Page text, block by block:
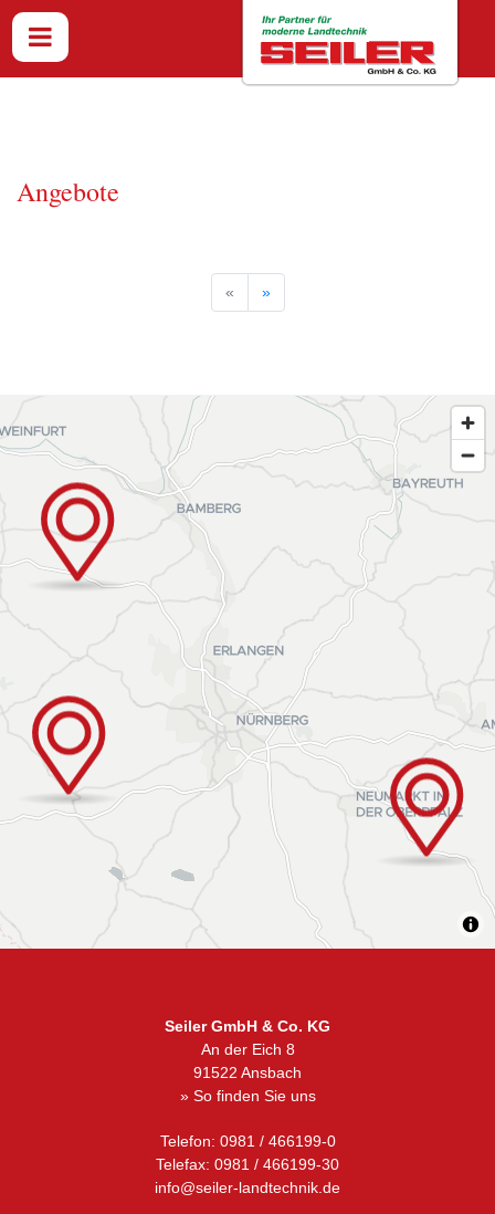
Angebote
« »
Seiler GmbH & Co. KG
An der Eich 8
91522 Ansbach
» So finden Sie uns
Telefon: 0981 / 466199-0
Telefax: 0981 / 466199-30
info@seiler-landtechnik.de